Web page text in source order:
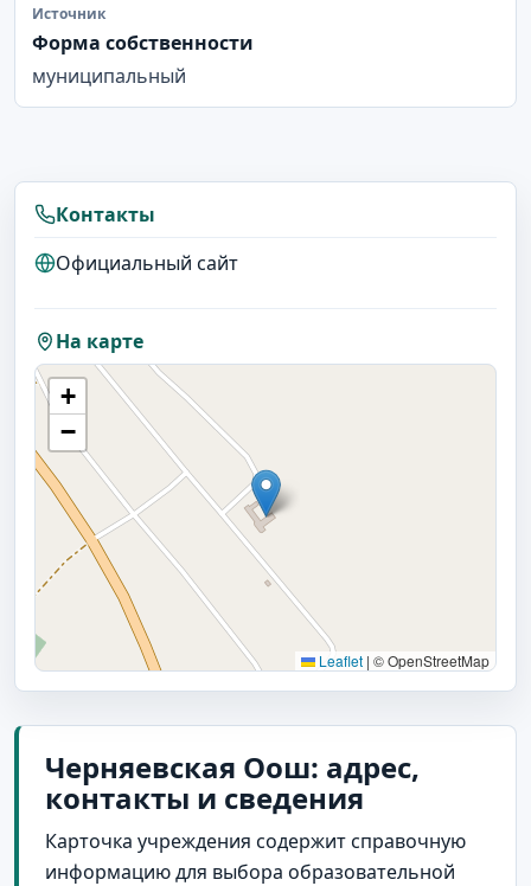
Источник
Форма собственности
муниципальный
Контакты
Официальный сайт
На карте
+
−
Leaflet | © OpenStreetMap
Черняевская Оош: адрес,
контакты и сведения
Карточка учреждения содержит справочную
информацию для выбора образовательной